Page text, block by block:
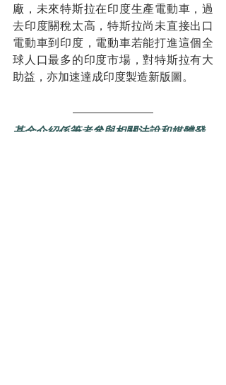
廠，未來特斯拉在印度生產電動車，過
去印度關稅太高，特斯拉尚未直接出口
電動車到印度，電動車若能打進這個全
球人口最多的印度市場，對特斯拉有大
助益，亦加速達成印度製造新版圖。
基金介紹係筆者參與相關法說和媒體發